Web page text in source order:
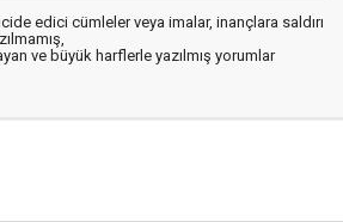
edici cümleler veya imalar, inançlara saldırı
ve büyük harflerle yazılmış yorumlar